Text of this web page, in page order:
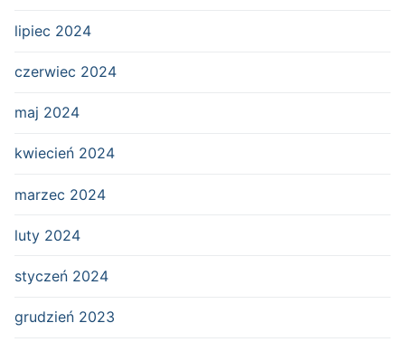
lipiec 2024
czerwiec 2024
maj 2024
kwiecień 2024
marzec 2024
luty 2024
styczeń 2024
grudzień 2023